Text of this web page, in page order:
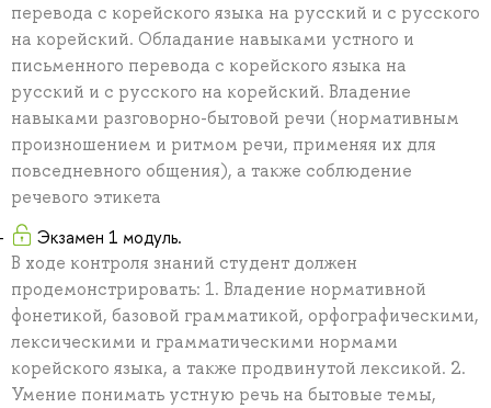
перевода с корейского языка на русский и с русского
на корейский. Обладание навыками устного и
письменного перевода с корейского языка на
русский и с русского на корейский. Владение
навыками разговорно-бытовой речи (нормативным
произношением и ритмом речи, применяя их для
повседневного общения), а также соблюдение
речевого этикета
Экзамен 1 модуль.
В ходе контроля знаний студент должен
продемонстрировать: 1. Владение нормативной
фонетикой, базовой грамматикой, орфографическими,
лексическими и грамматическими нормами
корейского языка, а также продвинутой лексикой. 2.
Умение понимать устную речь на бытовые темы,